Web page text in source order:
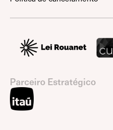
Parceiro Estratégico